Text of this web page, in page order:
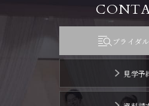
ブライダ
見学予